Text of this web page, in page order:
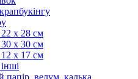
х 28 см
х 30 см
х 17 см
папір, велум, калька